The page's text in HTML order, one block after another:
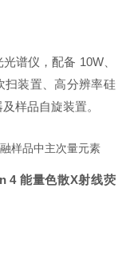
谱仪，配备 10W、
扫装置、高分辨率硅
样品自旋装置。
4 能量色散X射线荧